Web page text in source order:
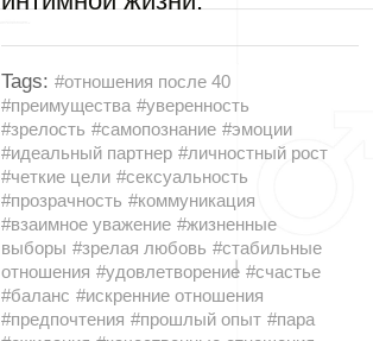
Tags: #отношения после 40
#преимущества #уверенность
#зрелость #самопознание #эмоции
#идеальный партнер #личностный рост
#четкие цели #сексуальность
#прозрачность #коммуникация
#взаимное уважение #жизненные
выборы #зрелая любовь #стабильные
отношения #удовлетворение #счастье
#баланс #искренние отношения
#предпочтения #прошлый опыт #пара